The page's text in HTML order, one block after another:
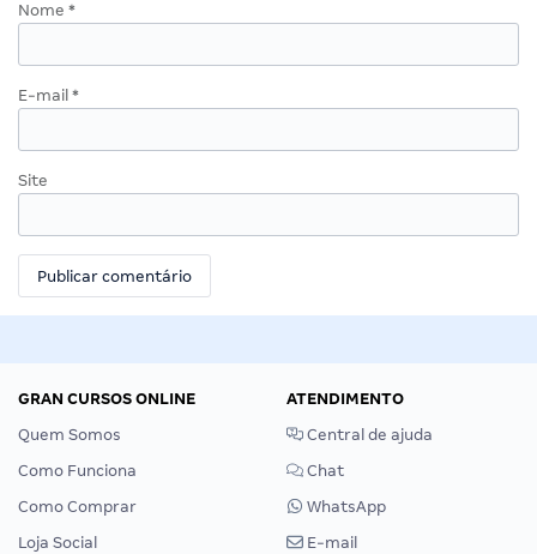
Nome *
E-mail *
Site
GRAN CURSOS ONLINE
Quem Somos
Como Funciona
Como Comprar
Loja Social
ATENDIMENTO
Central de ajuda
Chat
WhatsApp
E-mail